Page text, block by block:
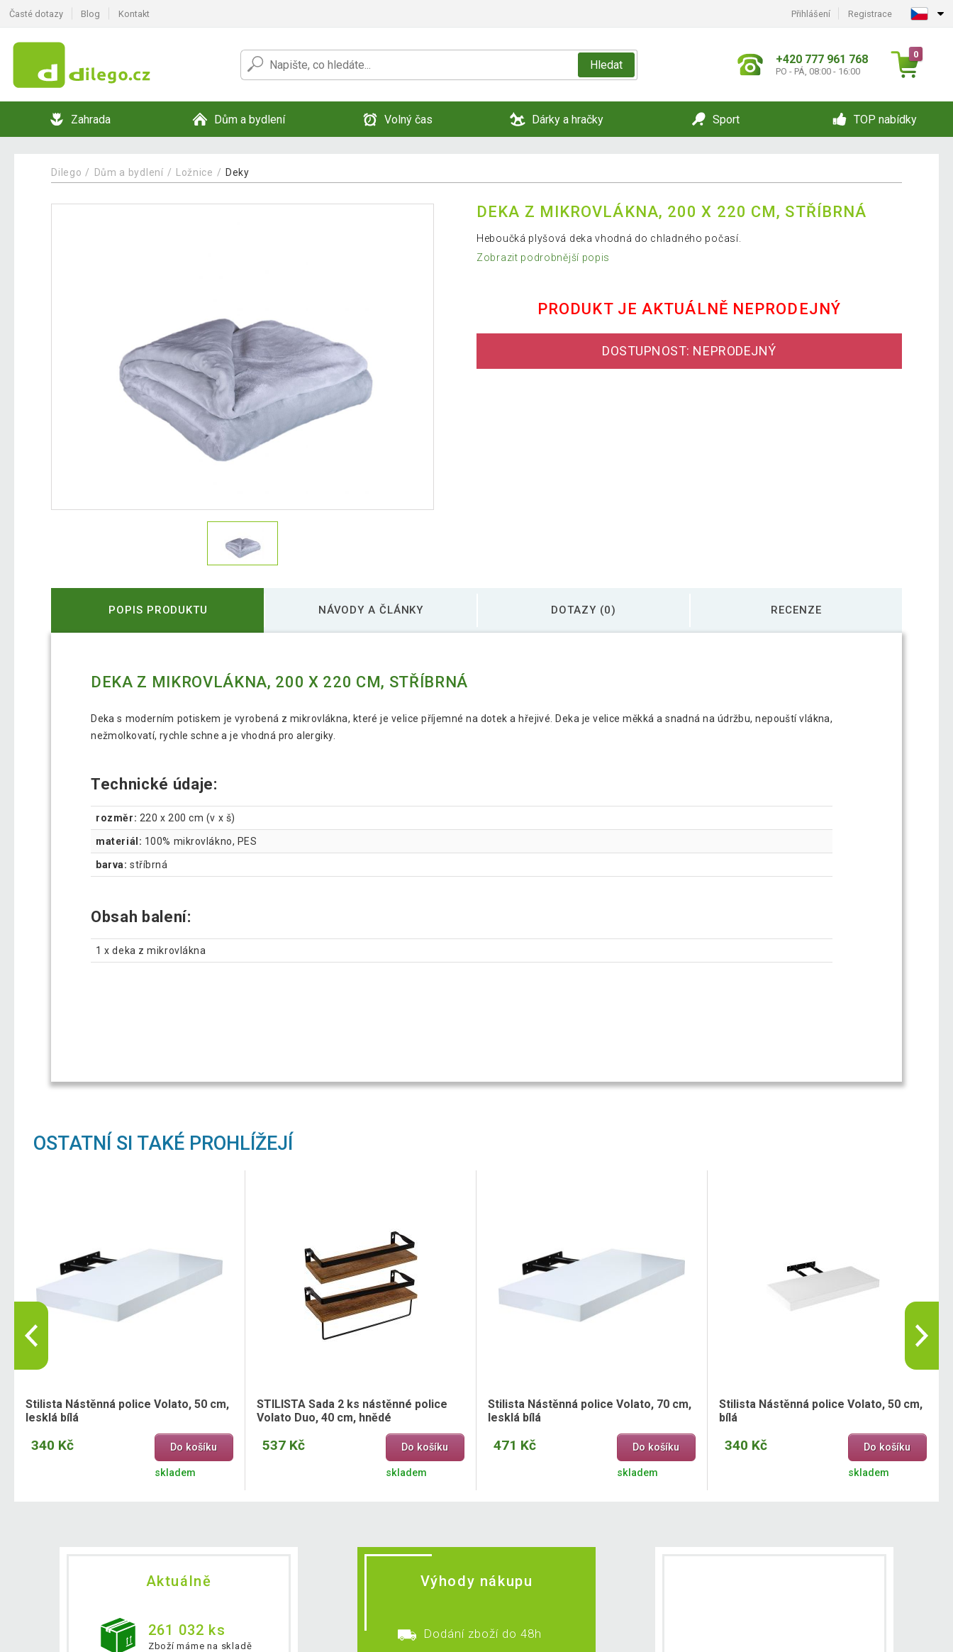
Časté dotazy Blog Kontakt Přihlášení Registrace
Hledat +420 777 961 768
PO - PÁ, 08:00 - 16:00
0
Zahrada Dům a bydlení Volný čas Dárky a hračky Sport TOP nabídky
Dilego Dům a bydlení Ložnice Deky
DEKA Z MIKROVLÁKNA, 200 X 220 CM, STŘÍBRNÁ
Heboučká plyšová deka vhodná do chladného počasí.
Zobrazit podrobnější popis
PRODUKT JE AKTUÁLNĚ NEPRODEJNÝ
DOSTUPNOST: NEPRODEJNÝ
POPIS PRODUKTU NÁVODY A ČLÁNKY DOTAZY (0) RECENZE
DEKA Z MIKROVLÁKNA, 200 X 220 CM, STŘÍBRNÁ
Deka s moderním potiskem je vyrobená z mikrovlákna, které je velice příjemné na dotek a hřejivé. Deka je velice měkká a snadná na údržbu, nepouští vlákna,
nežmolkovatí, rychle schne a je vhodná pro alergiky.
Technické údaje:
rozměr: 220 x 200 cm (v x š)
materiál: 100% mikrovlákno, PES
barva: stříbrná
Obsah balení:
1 x deka z mikrovlákna
OSTATNÍ SI TAKÉ PROHLÍŽEJÍ
Stilista Nástěnná police Volato, 50 cm,
lesklá bílá
340 Kč Do košíku
skladem
STILISTA Sada 2 ks nástěnné police
Volato Duo, 40 cm, hnědé
537 Kč Do košíku
skladem
Stilista Nástěnná police Volato, 70 cm,
lesklá bílá
471 Kč Do košíku
skladem
Stilista Nástěnná police Volato, 50 cm,
bílá
340 Kč Do košíku
skladem
Aktuálně
261 032 ks
Zboží máme na skladě
Výhody nákupu
Dodání zboží do 48h